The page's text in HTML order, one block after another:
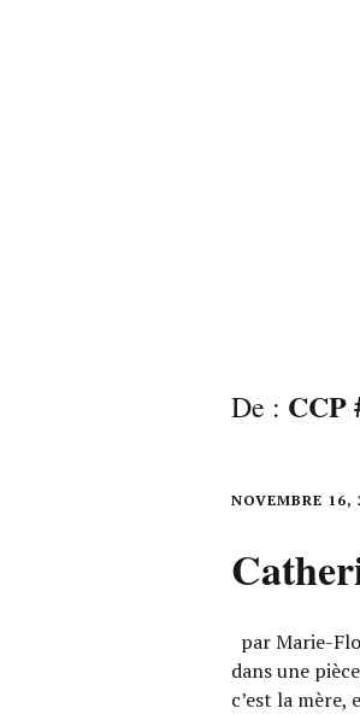
De : CCP
NOVEMBRE 16,
par Marie-
dans une
c’est la